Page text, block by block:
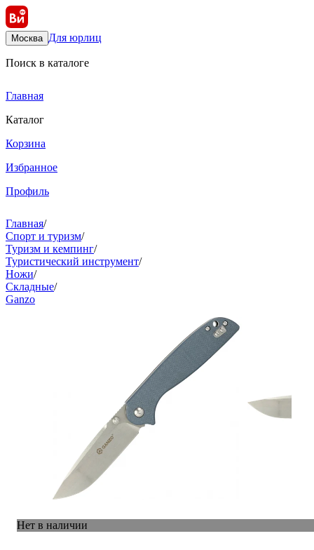
Москва Для юрлиц
Поиск в каталоге
Главная
Каталог
Корзина
Избранное
Профиль
Главная/
Спорт и туризм/
Туризм и кемпинг/
Туристический инструмент/
Ножи/
Складные/
Ganzo
Нет в наличии